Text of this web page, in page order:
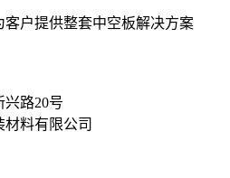
户提供整套中空板解决方案
路20号
料有限公司